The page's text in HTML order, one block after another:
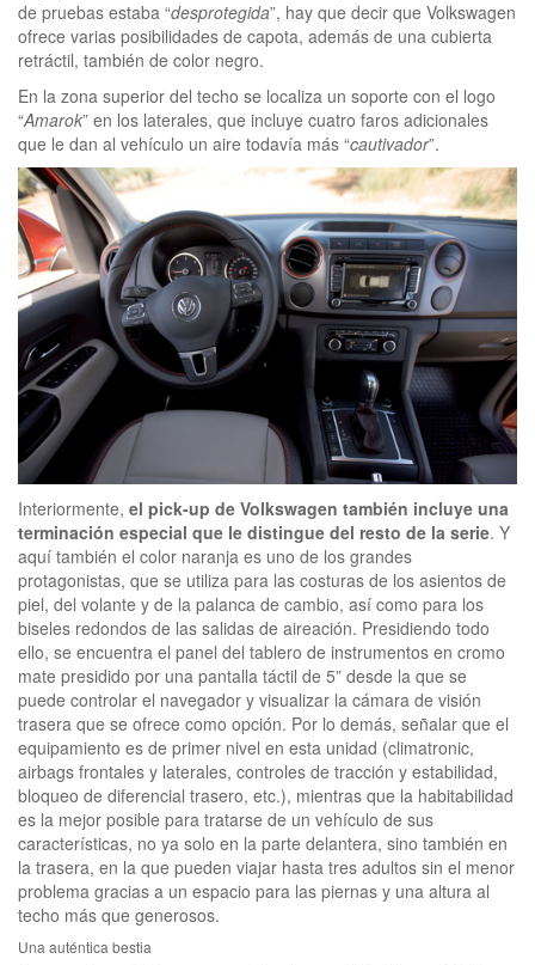
de pruebas estaba “desprotegida”, hay que decir que Volkswagen
ofrece varias posibilidades de capota, además de una cubierta
retráctil, también de color negro.
En la zona superior del techo se localiza un soporte con el logo
“Amarok” en los laterales, que incluye cuatro faros adicionales
que le dan al vehículo un aire todavía más “cautivador”.
Interiormente, el pick-up de Volkswagen también incluye una
terminación especial que le distingue del resto de la serie. Y
aquí también el color naranja es uno de los grandes
protagonistas, que se utiliza para las costuras de los asientos de
piel, del volante y de la palanca de cambio, así como para los
biseles redondos de las salidas de aireación. Presidiendo todo
ello, se encuentra el panel del tablero de instrumentos en cromo
mate presidido por una pantalla táctil de 5” desde la que se
puede controlar el navegador y visualizar la cámara de visión
trasera que se ofrece como opción. Por lo demás, señalar que el
equipamiento es de primer nivel en esta unidad (climatronic,
airbags frontales y laterales, controles de tracción y estabilidad,
bloqueo de diferencial trasero, etc.), mientras que la habitabilidad
es la mejor posible para tratarse de un vehículo de sus
características, no ya solo en la parte delantera, sino también en
la trasera, en la que pueden viajar hasta tres adultos sin el menor
problema gracias a un espacio para las piernas y una altura al
techo más que generosos.
Una auténtica bestia